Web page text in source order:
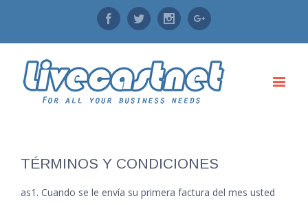
FacebookTwitter InstagramGoogle+
TÉRMINOS Y CONDICIONES
as1. Cuando se le envía su primera factura del mes usted